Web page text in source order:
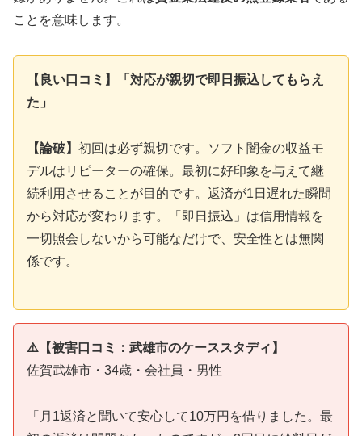
ことを意味します。
【良い口コミ】「対応が親切で即日振込してもらえ
た」
【論破】 初回は必ず親切です。ソフト闇金の収益モ
デルはリピーターの確保。最初に好印象を与えて継
続利用させることが目的です。返済が1日遅れた瞬間
から対応が変わります。「即日振込」は信用情報を
一切照会しないから可能なだけで、安全性とは無関
係です。
⚠️【被害口コミ：武雄市のケーススタディ】
佐賀武雄市・34歳・会社員・男性
「月1返済と聞いて安心して10万円を借りました。最